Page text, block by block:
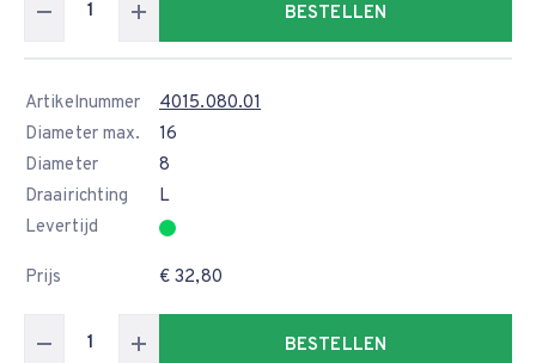
BESTELLEN
Artikelnummer
4015.080.01
Diameter max.
16
Diameter
8
Draairichting
L
Levertijd
Prijs € 32,80
BESTELLEN